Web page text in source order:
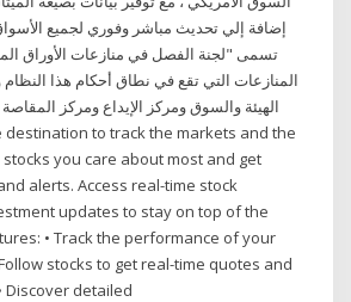
إضافة إلي تحديث مباشر وفوري لجميع
تسمى "لجنة الفصل في منازعات الأوراق
المنازعات التي تقع في نطاق أحكام هذا النظام
الهيئة والسوق ومركز الإيداع ومركز
you care about most and get
alerts. Access real-time stock
updates to stay on top of the
• Track the performance of your
stocks to get real-time quotes and
Discover detailed